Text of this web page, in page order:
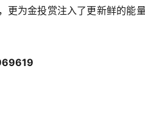
更为金投赏注入了更新鲜的能